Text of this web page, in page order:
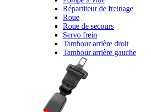
Répartiteur de freinage
Roue
Roue de secours
Servo frein
Tambour arrière droit
Tambour arrière gauche